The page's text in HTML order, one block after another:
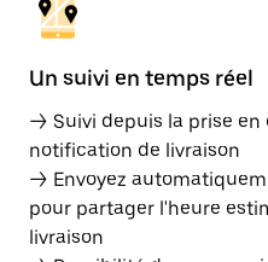
Un suivi en temps réel
→ Suivi depuis la prise
notification de livraison
→ Envoyez
pour partager l'heure
livraison